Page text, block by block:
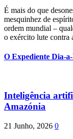
É mais do que
mesquinhez de
ordem mundial –
o exército lute contra
O Expediente Dia-
Inteligência
Amazónia
21 Junho, 2026 0